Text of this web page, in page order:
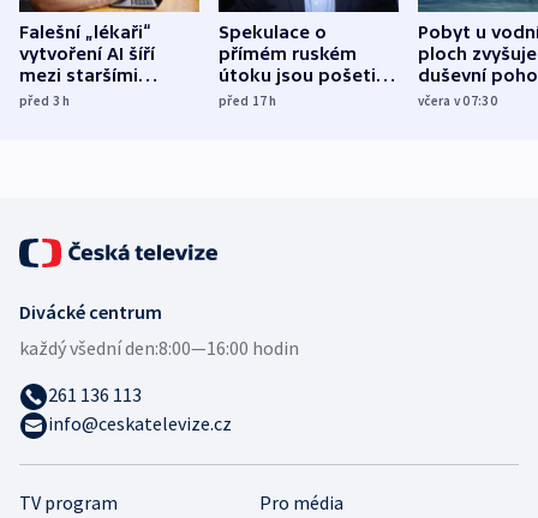
Falešní „lékaři“
vytvoření AI šíří
mezi staršími
Poláky nebezpečné
před 3h
Spekulace o
přímém ruském
útoku jsou pošetilé,
míní estonský
před 17h
Pobyt u
ploch zvyšuje
duševní
ukázala
včera v 07:30
TV program
Pro média
Divácké centrum
každý všední den:8:00—16:00 hodin
261 136 113
info@ceskatelevize.cz